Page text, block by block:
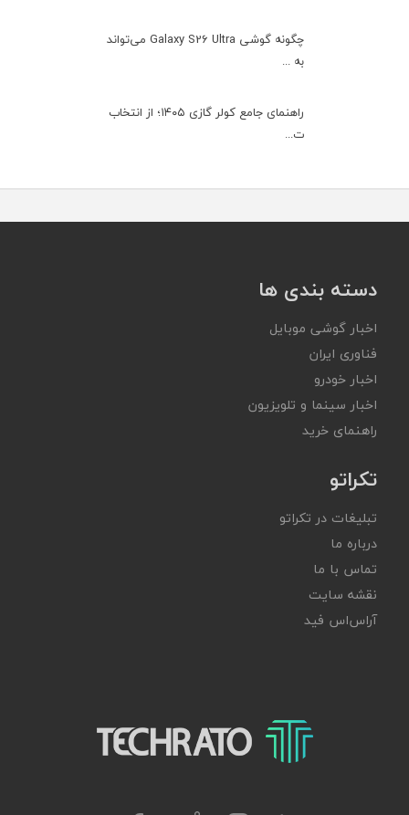
چگونه گوشی Galaxy S26 Ultra می‌تواند
به ...
راهنمای جامع کولر گازی ۱۴۰۵؛ از انتخاب
ت...
دسته بندی ها
اخبار گوشی موبایل
فناوری ایران
اخبار خودرو
اخبار سینما و تلویزیون
راهنمای خرید
تکراتو
تبلیغات در تکراتو
درباره ما
تماس با ما
نقشه سایت
آر‌اس‌اس فید
تکراتو – زندگی با تکنولوژی